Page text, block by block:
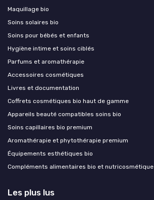
Maquillage bio
Soins solaires bio
Soins pour bébés et enfants
Hygiène intime et soins ciblés
Parfums et aromathérapie
Accessoires cosmétiques
Livres et documentation
Coffrets cosmétiques bio haut de gamme
Appareils beauté compatibles soins bio
Soins capillaires bio premium
Aromathérapie et phytothérapie premium
Équipements esthétiques bio
Compléments alimentaires bio et nutricosmétique
Les plus lus